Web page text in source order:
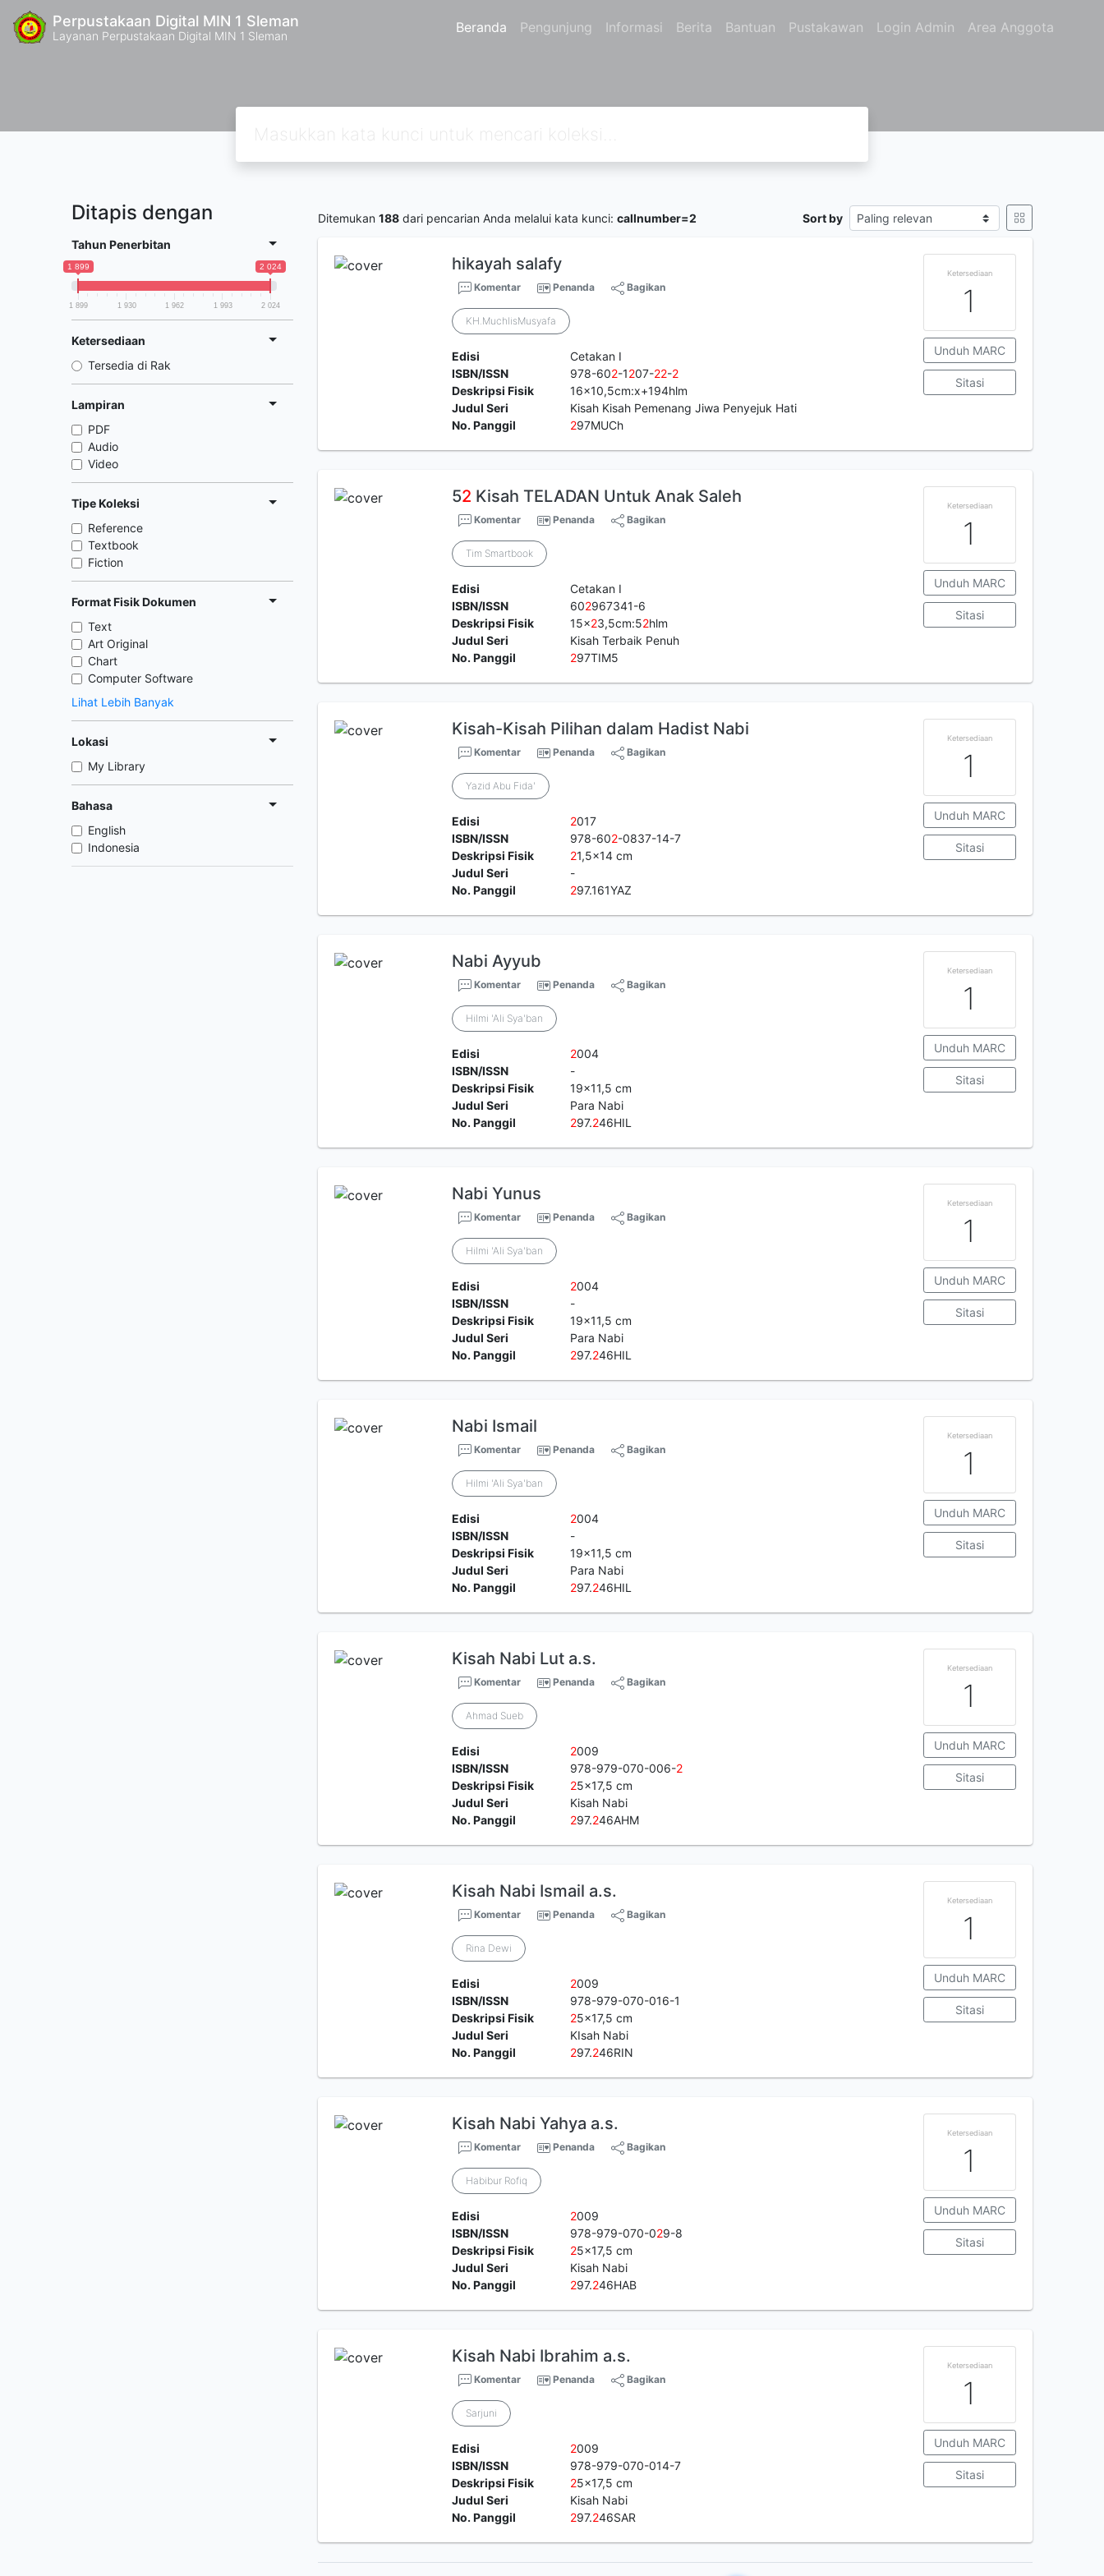
Perpustakaan Digital MIN 1 Sleman
Layanan Perpustakaan Digital MIN 1 Sleman Beranda Pengunjung Informasi Berita Bantuan Pustakawan Login Admin Area Anggota
Ditapis dengan
Tahun Penerbitan
1 899 2 024
1 899 1 930 1 962 1 993 2 024
Ketersediaan
Tersedia di Rak
Lampiran
PDF
Audio
Video
Tipe Koleksi
Reference
Textbook
Fiction
Format Fisik Dokumen
Text
Art Original
Chart
Computer Software
Lihat Lebih Banyak
Lokasi
My Library
Bahasa
English
Indonesia
Ditemukan 188 dari pencarian Anda melalui kata kunci: callnumber=2 Sort by
hikayah salafy
Komentar Penanda Bagikan
KH.MuchlisMusyafa
Edisi
Cetakan I
ISBN/ISSN
978-602-1207-22-2
Deskripsi Fisik
16x10,5cm:x+194hlm
Judul Seri
Kisah Kisah Pemenang Jiwa Penyejuk Hati
No. Panggil
297MUCh
Ketersediaan
1
Unduh MARC
Sitasi
52 Kisah TELADAN Untuk Anak Saleh
Komentar Penanda Bagikan
Tim Smartbook
Edisi
Cetakan I
ISBN/ISSN
602967341-6
Deskripsi Fisik
15x23,5cm:52hlm
Judul Seri
Kisah Terbaik Penuh
No. Panggil
297TIM5
Ketersediaan
1
Unduh MARC
Sitasi
Kisah-Kisah Pilihan dalam Hadist Nabi
Komentar Penanda Bagikan
Yazid Abu Fida'
Edisi 2017
ISBN/ISSN
978-602-0837-14-7
Deskripsi Fisik
21,5x14 cm
Judul Seri
-
No. Panggil
297.161YAZ
Ketersediaan
1
Unduh MARC
Sitasi
Nabi Ayyub
Komentar Penanda Bagikan
Hilmi 'Ali Sya'ban
Edisi 2004
ISBN/ISSN
-
Deskripsi Fisik
19x11,5 cm
Judul Seri
Para Nabi
No. Panggil
297.246HIL
Ketersediaan
1
Unduh MARC
Sitasi
Nabi Yunus
Komentar Penanda Bagikan
Hilmi 'Ali Sya'ban
Edisi 2004
ISBN/ISSN
-
Deskripsi Fisik
19x11,5 cm
Judul Seri
Para Nabi
No. Panggil
297.246HIL
Ketersediaan
1
Unduh MARC
Sitasi
Nabi Ismail
Komentar Penanda Bagikan
Hilmi 'Ali Sya'ban
Edisi 2004
ISBN/ISSN
-
Deskripsi Fisik
19x11,5 cm
Judul Seri
Para Nabi
No. Panggil
297.246HIL
Ketersediaan
1
Unduh MARC
Sitasi
Kisah Nabi Lut a.s.
Komentar Penanda Bagikan
Ahmad Sueb
Edisi 2009
ISBN/ISSN
978-979-070-006-2
Deskripsi Fisik
25x17,5 cm
Judul Seri
Kisah Nabi
No. Panggil
297.246AHM
Ketersediaan
1
Unduh MARC
Sitasi
Kisah Nabi Ismail a.s.
Komentar Penanda Bagikan
Rina Dewi
Edisi 2009
ISBN/ISSN
978-979-070-016-1
Deskripsi Fisik
25x17,5 cm
Judul Seri
KIsah Nabi
No. Panggil
297.246RIN
Ketersediaan
1
Unduh MARC
Sitasi
Kisah Nabi Yahya a.s.
Komentar Penanda Bagikan
Habibur Rofiq
Edisi 2009
ISBN/ISSN
978-979-070-029-8
Deskripsi Fisik
25x17,5 cm
Judul Seri
Kisah Nabi
No. Panggil
297.246HAB
Ketersediaan
1
Unduh MARC
Sitasi
Kisah Nabi Ibrahim a.s.
Komentar Penanda Bagikan
Sarjuni
Edisi 2009
ISBN/ISSN
978-979-070-014-7
Deskripsi Fisik
25x17,5 cm
Judul Seri
Kisah Nabi
No. Panggil
297.246SAR
Ketersediaan
1
Unduh MARC
Sitasi